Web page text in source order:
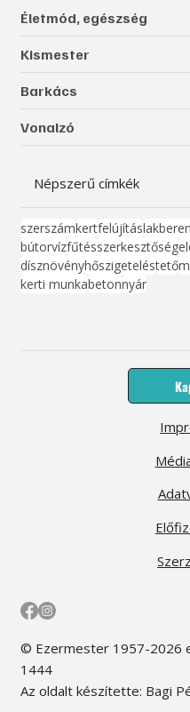
Életmód, egészség
Kismester
Barkács
Vonalzó
Népszerű címkék
szerszámkertfelújítás
bútorvízfűtésszerkesztőség
dísznövényhőszigeteléstető
kerti munkabetonnyár
© Ezermester 1957-2026
1444
Az oldalt készítette: Bagi